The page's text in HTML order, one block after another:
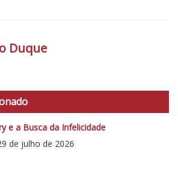
Duque
e a Busca da Infelicidade
de julho de 2026